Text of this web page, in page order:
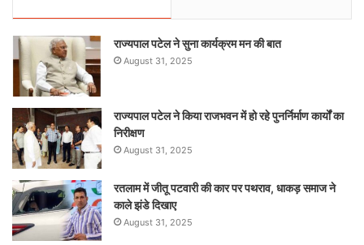
राज्यपाल पटेल ने सुना कार्यक्रम मन की बात
August 31, 2025
राज्यपाल पटेल ने किया राजभवन में हो रहे पुनर्निर्माण कार्यों का
निरीक्षण
August 31, 2025
रतलाम में जीतू पटवारी की कार पर पथराव, धाकड़ समाज ने
काले झंडे दिखाए
August 31, 2025